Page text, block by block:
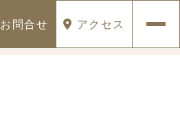
問合せ アクセス